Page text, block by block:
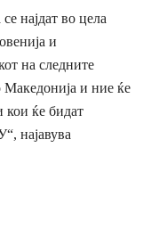
се најдат во цела
и
на следните
Македонија и ние ќе
кои ќе бидат
“, најавува